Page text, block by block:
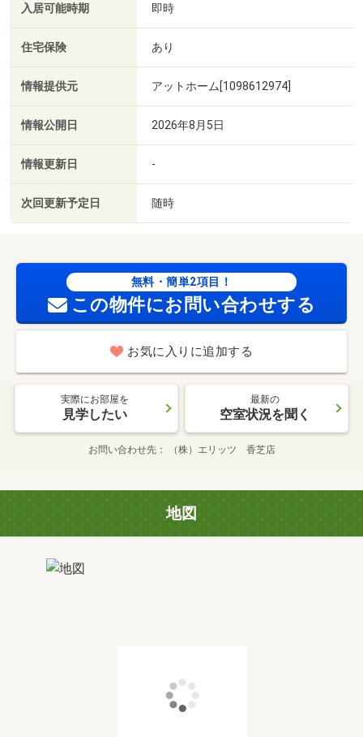
入居可能時期 即時
住宅保険 あり
情報提供元 アットホーム[1098612974]
情報公開日 2026年8月5日
情報更新日 -
次回更新予定日 随時
無料・簡単2項目！
この物件にお問い合わせする
お気に入りに追加する
実際にお部屋を
見学したい
最新の
空室状況を聞く
お問い合わせ先 （株）エリッツ 香芝店
地図